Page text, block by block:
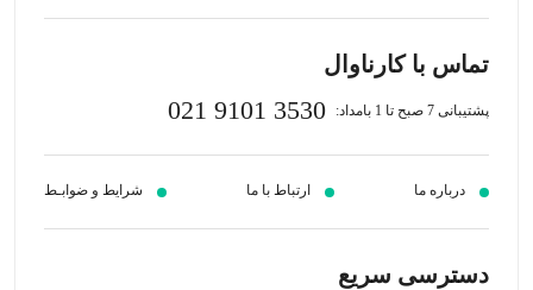
تماس با کارناوال
پشتیبانی 7 صبح تا 1 بامداد: 021 9101 3530
درباره ما ارتباط با ما شرایط و ضوابـط
دسترسی سریع